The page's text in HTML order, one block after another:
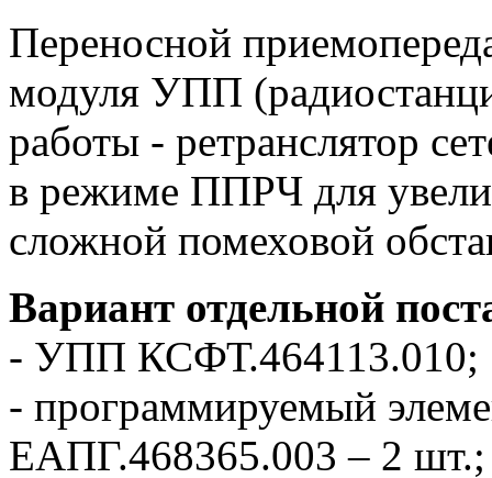
Переносной
модуля УПП
работы - ретранслятор
в режиме ППРЧ для
сложной помеховой
Вариант отдельной
- УПП КСФТ.464113.010;
- программируемый
ЕАПГ.468365.003 – 2 шт.;